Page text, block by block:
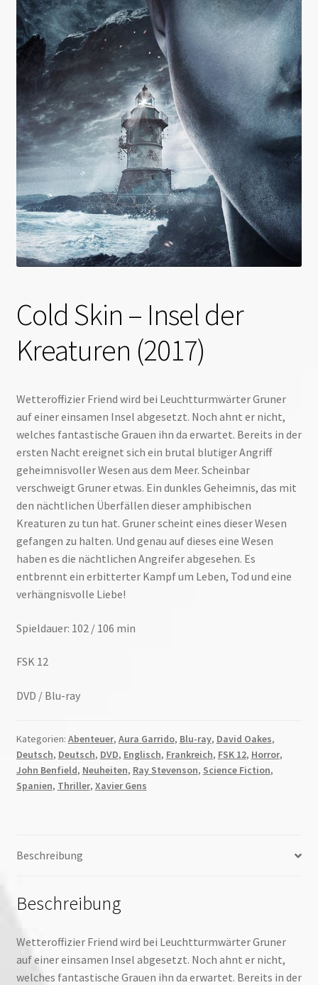
Cold Skin – Insel der
Kreaturen (2017)
Wetteroffizier Friend wird bei Leuchtturmwärter Gruner
auf einer einsamen Insel abgesetzt. Noch ahnt er nicht,
welches fantastische Grauen ihn da erwartet. Bereits in der
ersten Nacht ereignet sich ein brutal blutiger Angriff
geheimnisvoller Wesen aus dem Meer. Scheinbar
verschweigt Gruner etwas. Ein dunkles Geheimnis, das mit
den nächtlichen Überfällen dieser amphibischen
Kreaturen zu tun hat. Gruner scheint eines dieser Wesen
gefangen zu halten. Und genau auf dieses eine Wesen
haben es die nächtlichen Angreifer abgesehen. Es
entbrennt ein erbitterter Kampf um Leben, Tod und eine
verhängnisvolle Liebe!
Spieldauer: 102 / 106 min
FSK 12
DVD / Blu-ray
Kategorien: Abenteuer, Aura Garrido, Blu-ray, David Oakes,
Deutsch, Deutsch, DVD, Englisch, Frankreich, FSK 12, Horror,
John Benfield, Neuheiten, Ray Stevenson, Science Fiction,
Spanien, Thriller, Xavier Gens
Beschreibung
Beschreibung
Wetteroffizier Friend wird bei Leuchtturmwärter Gruner
auf einer einsamen Insel abgesetzt. Noch ahnt er nicht,
welches fantastische Grauen ihn da erwartet. Bereits in der